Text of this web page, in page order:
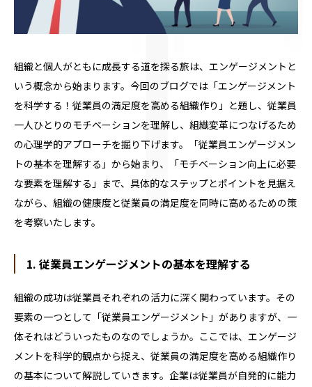
組織と個人がともに成長する道を探る旅は、エンゲージメントと
いう概念から始まります。今回のブログでは「エンゲージメント
を科学する！従業員の満足度を高める組織作り」と題し、従業員
一人ひとりのモチベーションを理解し、組織変革につなげるため
の心理学的アプローチを掘り下げます。「従業員エンゲージメン
トの基本を理解する」から始まり、「モチベーション向上に必要
な要素を理解する」まで、具体的なステップとポイントを見据え
ながら、組織の健康度と従業員の満足度を同時に高めるための策
を考察いたします。
1. 従業員エンゲージメントの基本を理解する
組織の成功は従業員それぞれの活力に深く関わっています。その
要素の一つとして「従業員エンゲージメント」がありますが、一
体それはどういったものなのでしょうか。ここでは、エンゲージ
メントを科学的観点から捉え、従業員の満足度を高める組織作り
の基本について解説していきます。企業は従業員が自発的に能力